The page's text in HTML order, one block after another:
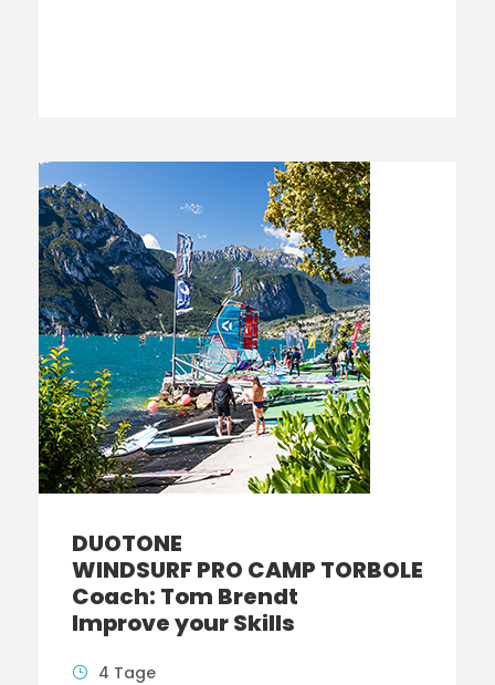
DUOTONE
WINDSURF PRO CAMP TORBOLE
Coach: Tom Brendt
Improve your Skills
4 Tage